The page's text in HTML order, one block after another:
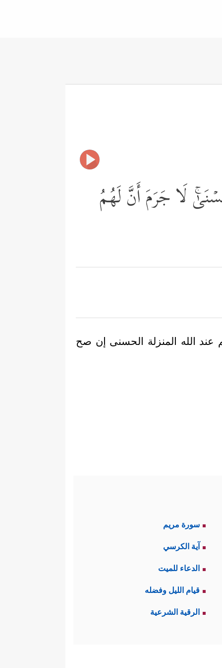
لَا جَرَمَ أَنَّ لَهُمُ
عند الله المنزلة الحسنى إن صح
سورة مريم
آية الكرسي
الدعاء للميت
قيام الليل وفضله
الرقية الشرعية